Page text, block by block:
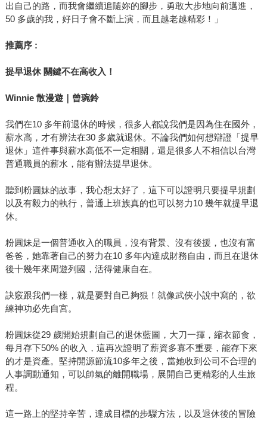
出自己的路，而我會繼續追隨妳的腳步，勇敢大步地向前邁進，
50 多歲的我，好日子會不斷上演，而且越老越精彩！」
推薦序 :
提早退休 關鍵不在高收入！
Winnie 散漫遊｜曾琬鈴
我們在10 多年前退休的時候，很多人都說我們是因為住在國外，
薪水高，才有辨法在30 多歲就退休。不論我們如何想辯證「提早
退休」這件事與薪水高低不一定相關，還是很多人不相信以台灣
普通職員的薪水，能有辦法提早退休。
聽到粉圓妹的故事，我心想太好了，這下可以證明只要提早規劃
以及有毅力的執行，普通上班族真的也可以努力10 幾年就提早退
休。
粉圓妹是一個普通收入的職員，沒有背景、沒有後援，也沒有富
爸爸，她靠著自己的努力在10 多年內達成財務自由，而且在退休
後十幾年來周遊列國，活得健康自在。
訣竅跟我們一樣，就是要對自己夠狠！就像武俠小說中寫的，欲
練神功必先自宮。
粉圓妹從29 歲開始規劃自己的退休藍圖，大刀一揮，縮衣節食，
每月存下50% 的收入，這再次證明了薪資多寡不重要，能存下來
的才是資產。堅持開源節流10多年之後，當她收到公司不合理的
人事調動通知，可以帥氣的離開職場，展開自己更精彩的人生旅
程。
這一路上的堅持辛苦，達成目標的步驟方法，以及退休後的冒險